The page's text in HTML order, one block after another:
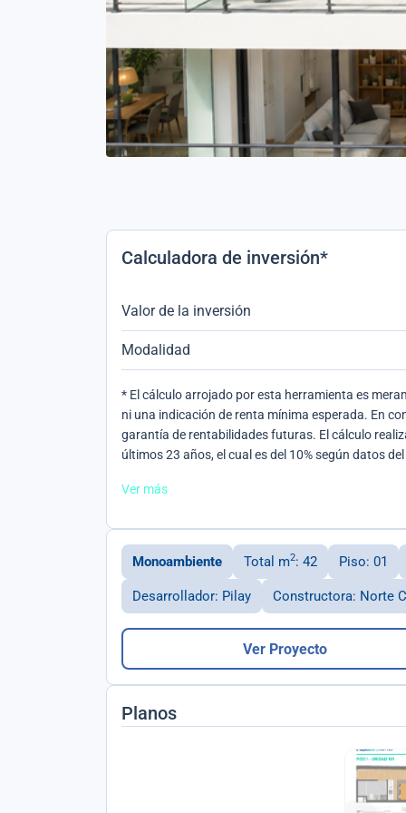
Calculadora de inversión*
Valor de la inversión
Modalidad
* El cálculo arrojado por esta herramienta es
ni una indicación de renta mínima esperada. En
garantía de rentabilidades futuras. El cálculo
últimos 23 años, el cual es del 10% según datos
Ver más
Monoambiente Total m2: 42 Piso: 01
Desarrollador: Pilay Constructora: Norte
Ver Proyecto
Planos